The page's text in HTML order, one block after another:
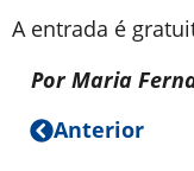
A entrada é
Por Maria
Anterior